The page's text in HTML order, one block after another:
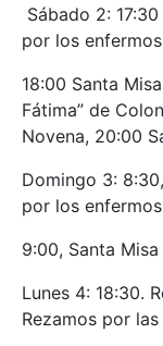
Sábado 2:
por los
18:00 Santa
Fátima” de
Novena, 20:00
Domingo 3:
por los
9:00, Santa
Lunes 4: 18:30.
Rezamos por